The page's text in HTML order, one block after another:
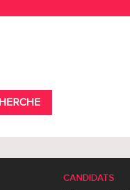
CANDIDATS